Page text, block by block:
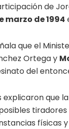
de
marzo de 1994
que el
Ortega y
del
explicaron que
físicas